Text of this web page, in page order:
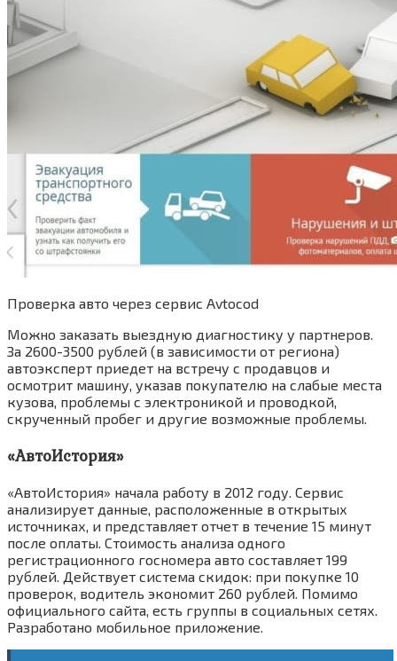
Проверка авто через сервис Avtocod
Можно заказать выездную диагностику у партнеров.
За 2600-3500 рублей (в зависимости от региона)
автоэксперт приедет на встречу с продавцов и
осмотрит машину, указав покупателю на слабые места
кузова, проблемы с электроникой и проводкой,
скрученный пробег и другие возможные проблемы.
«АвтоИстория»
«АвтоИстория» начала работу в 2012 году. Сервис
анализирует данные, расположенные в открытых
источниках, и представляет отчет в течение 15 минут
после оплаты. Стоимость анализа одного
регистрационного госномера авто составляет 199
рублей. Действует система скидок: при покупке 10
проверок, водитель экономит 260 рублей. Помимо
официального сайта, есть группы в социальных сетях.
Разработано мобильное приложение.